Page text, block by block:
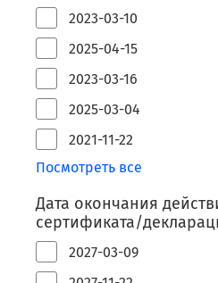
2023-03-10
2025-04-15
2023-03-16
2025-03-04
2021-11-22
Посмотреть все
Дата окончания
сертификата/
2027-03-09